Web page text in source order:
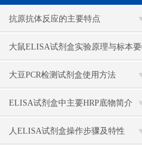
抗原抗体反应的主要特点
大鼠ELISA试剂盒实验原理与标本要
求
大豆PCR检测试剂盒使用方法
ELISA试剂盒中主要HRP底物简介
人ELISA试剂盒操作步骤及特性